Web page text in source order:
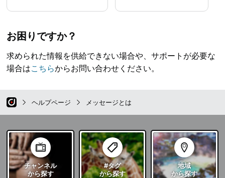
お困りですか？
求められた情報を供給できない場合や、サポートが必要な
場合はこちらからお問い合わせください。
ヘルプページ メッセージとは
チャンネル
から探す
#タグ
から探す
地域
から探す